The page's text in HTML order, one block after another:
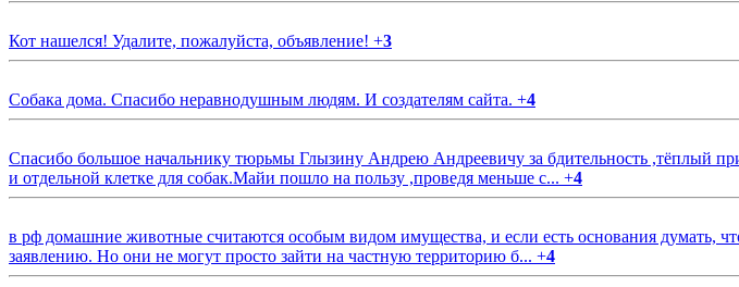
Кот нашелся! Удалите, пожалуйста, объявление! +3
Собака дома. Спасибо неравнодушным людям. И создателям сайта. +4
Спасибо большое начальнику тюрьмы Глызину Андрею Андреевичу за бдительность ,тёплый
и отдельной клетке для собак.Майи пошло на пользу ,проведя меньше с... +4
в рф домашние животные считаются особым видом имущества, и если есть основания думать,
заявлению. Но они не могут просто зайти на частную территорию б... +4